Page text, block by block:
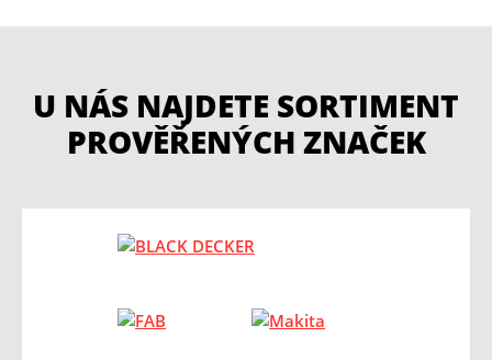
U NÁS NAJDETE SORTIMENT
PROVĚŘENÝCH ZNAČEK